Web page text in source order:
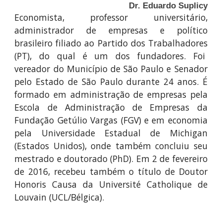
Dr. Eduardo Suplicy
Economista, professor universitário,
administrador de empresas e político
brasileiro filiado ao Partido dos Trabalhadores
(PT), do qual é um dos fundadores. Foi
vereador do Município de São Paulo e Senador
pelo Estado de São Paulo durante 24 anos. É
formado em administração de empresas pela
Escola de Administração de Empresas da
Fundação Getúlio Vargas (FGV) e em economia
pela Universidade Estadual de Michigan
(Estados Unidos), onde também concluiu seu
mestrado e doutorado (PhD). Em 2 de fevereiro
de 2016, recebeu também o título de Doutor
Honoris Causa da Université Catholique de
Louvain (UCL/Bélgica).